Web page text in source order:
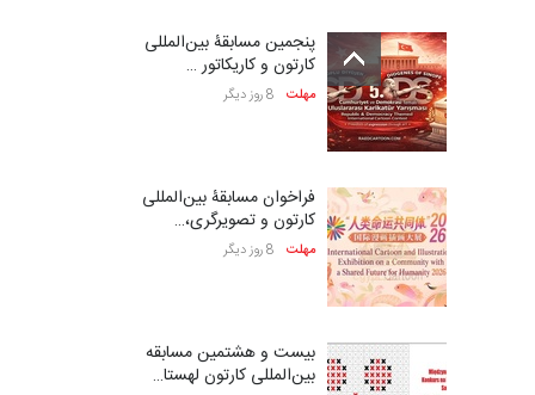
پنجمین مسابقۀ بین‌المللی
کارتون و کاریکاتور …
مهلت 8 روز دیگر
فراخوان مسابقۀ بین‌المللی
کارتون و تصویرگری،…
مهلت 8 روز دیگر
بیست و هشتمین مسابقه
بین‌المللی کارتون لهستا…